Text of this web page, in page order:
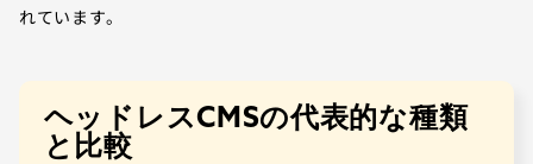
れています。
ヘッドレスCMSの代表的な種類
と比較